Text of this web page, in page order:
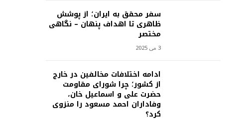
سفر محقق به ایران؛ از پوشش
ظاهری تا اهداف پنهان – نگاهی
مختصر
3 می 2025
ادامه اختلافات مخالفین در خارج
از کشور؛ چرا شورای مقاومت
حضرت علی و اسماعیل خان،
وفاداران احمد مسعود را منزوی
کرد؟